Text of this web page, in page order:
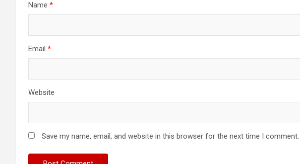
Name *
Email *
Website
Save my name, email, and website in this browser for the next time I comment.